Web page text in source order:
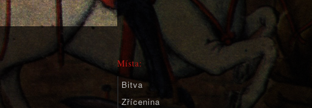
Místa:
Bitva
Zřícenina